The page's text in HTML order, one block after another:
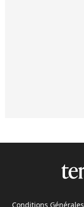
Conditions